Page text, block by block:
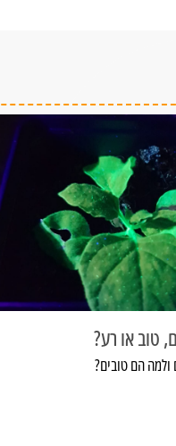
טוב או רע?
ולמה הם טובים?